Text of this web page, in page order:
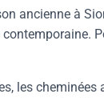
ancienne à
les